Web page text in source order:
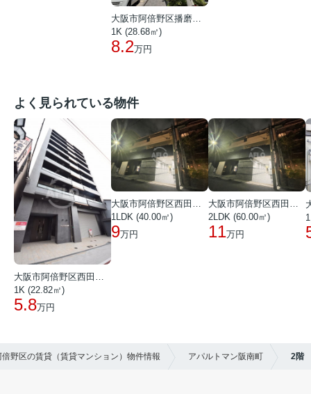
大阪市阿倍野区播磨町１丁目
1K (28.68㎡)
8.2万円
よく見られている物件
大阪市阿倍野区西田辺町１丁目
1K (22.82㎡)
5.8万円
大阪市阿倍野区西田辺町１丁目
1LDK (40.00㎡)
9万円
大阪市阿倍野区西田辺町１丁目
2LDK (60.00㎡)
11万円
野区の賃貸（賃貸マンション）物件情報 アパルトマン阪南町 2階